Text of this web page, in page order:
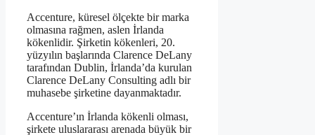
Accenture, küresel ölçekte bir marka
olmasına rağmen, aslen İrlanda
kökenlidir. Şirketin kökenleri, 20.
yüzyılın başlarında Clarence DeLany
tarafından Dublin, İrlanda’da kurulan
Clarence DeLany Consulting adlı bir
muhasebe şirketine dayanmaktadır.
Accenture’ın İrlanda kökenli olması,
şirkete uluslararası arenada büyük bir